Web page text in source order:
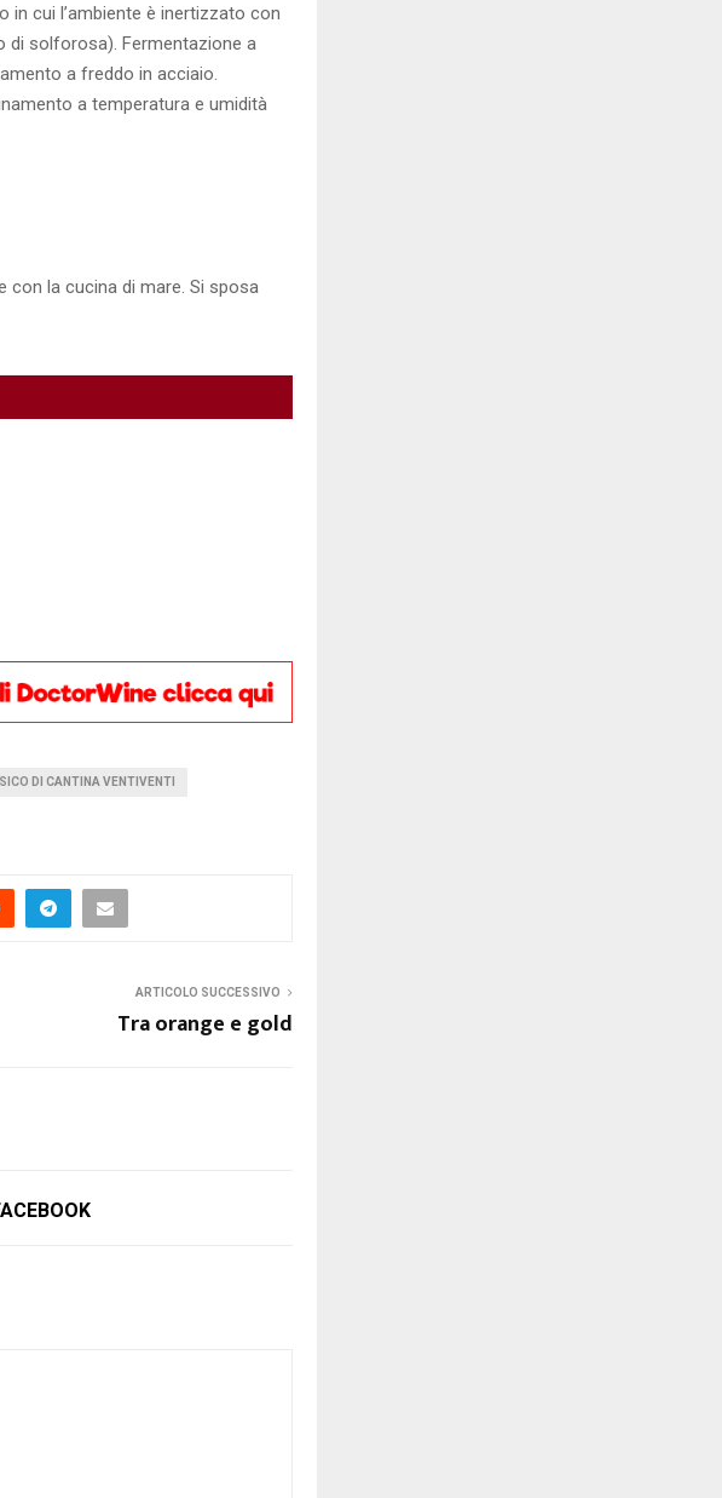
in cui l’ambiente è inertizzato con
di solforosa). Fermentazione a
a freddo in acciaio.
a temperatura e umidità
con la cucina di mare. Si sposa
DI CANTINA VENTIVENTI
ARTICOLO SUCCESSIVO
Tra orange e gold